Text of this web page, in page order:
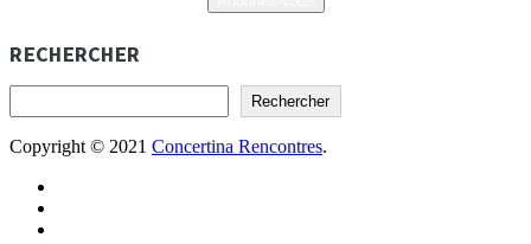
RECHERCHER
Rechercher
Copyright © 2021 Concertina Rencontres.